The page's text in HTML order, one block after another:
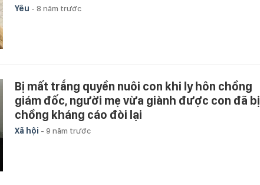
Yêu - 8 năm trước
Bị mất trắng quyền nuôi con khi ly hôn chồng
giám đốc, người mẹ vừa giành được con đã bị
chồng kháng cáo đòi lại
Xã hội - 9 năm trước